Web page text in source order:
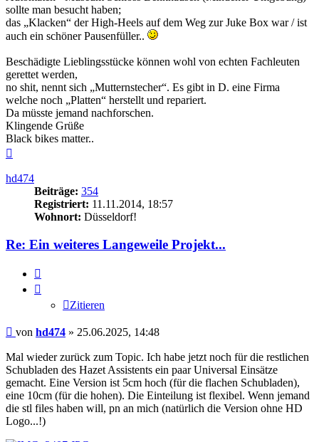
sollte man besucht haben;
das „Klacken“ der High-Heels auf dem Weg zur Juke Box war / ist
auch ein schöner Pausenfüller..
Beschädigte Lieblingsstücke können wohl von echten Fachleuten
gerettet werden,
no shit, nennt sich „Mutternstecher“. Es gibt in D. eine Firma
welche noch „Platten“ herstellt und repariert.
Da müsste jemand nachforschen.
Klingende Grüße
Black bikes matter..
hd474
Beiträge: 354
Registriert: 11.11.2014, 18:57
Wohnort: Düsseldorf!
Re: Ein weiteres Langeweile Projekt...
Zitieren
Beitrag
von hd474 » 25.06.2025, 14:48
Mal wieder zurück zum Topic. Ich habe jetzt noch für die restlichen
Schubladen des Hazet Assistents ein paar Universal Einsätze
gemacht. Eine Version ist 5cm hoch (für die flachen Schubladen),
eine 10cm (für die hohen). Die Einteilung ist flexibel. Wenn jemand
die stl files haben will, pn an mich (natürlich die Version ohne HD
Logo...!)